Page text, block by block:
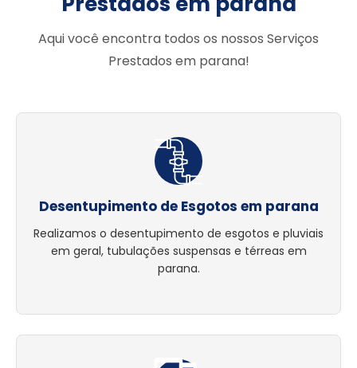
Aqui você encontra todos os nossos Serviços
Prestados em parana!
Desentupimento de Esgotos em parana
Realizamos o desentupimento de esgotos e pluviais
em geral, tubulações suspensas e térreas em
parana.